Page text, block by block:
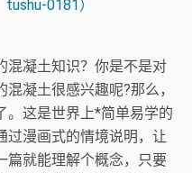
混凝土知识？你是不是对
凝土很感兴趣呢?那么，
。这是世界上*简单易学的
过漫画式的情境说明，让
篇就能理解个概念，只要